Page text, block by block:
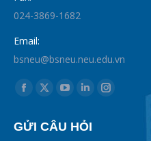
024-3869-1682
Email:
bsneu@bsneu.neu.edu.vn
Find us on:
Facebook
opens
X
opens
YouTube
opens
Linkedin
opens
Instagram
GỬI CÂU HỎI